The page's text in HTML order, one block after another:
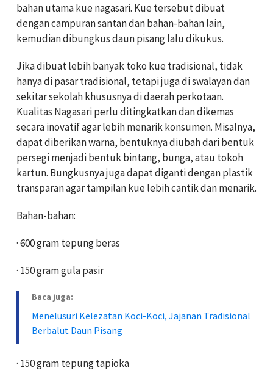
bahan utama kue nagasari. Kue tersebut dibuat
dengan campuran santan dan bahan-bahan lain,
kemudian dibungkus daun pisang lalu dikukus.
Jika dibuat lebih banyak toko kue tradisional, tidak
hanya di pasar tradisional, tetapi juga di swalayan dan
sekitar sekolah khususnya di daerah perkotaan.
Kualitas Nagasari perlu ditingkatkan dan dikemas
secara inovatif agar lebih menarik konsumen. Misalnya,
dapat diberikan warna, bentuknya diubah dari bentuk
persegi menjadi bentuk bintang, bunga, atau tokoh
kartun. Bungkusnya juga dapat diganti dengan plastik
transparan agar tampilan kue lebih cantik dan menarik.
Bahan-bahan:
· 600 gram tepung beras
· 150 gram gula pasir
Baca juga:
Menelusuri Kelezatan Koci-Koci, Jajanan Tradisional
Berbalut Daun Pisang
· 150 gram tepung tapioka